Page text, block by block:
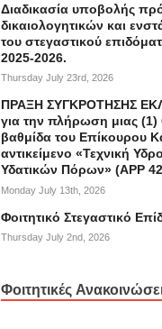
Διαδικασία υποβολής
δικαιολογητικών και
του στεγαστικού
2025-2026.
Thursday July 23rd, 2026
ΠΡΑΞΗ ΣΥΓΚΡΟΤΗΣΗΣ
για την πλήρωση μιας
βαθμίδα του Επίκουρου
αντικείμενο «Τεχνική
Υδατικών Πόρων» (APP
Monday July 13th, 2026
Φοιτητικό Στεγαστικό
Thursday July 2nd, 2026
Φοιτητικές